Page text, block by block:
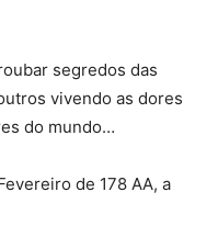
segredos das
vivendo as dores
do mundo…
de 178 AA, a